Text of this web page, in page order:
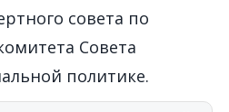
совета по
Совета
политике.